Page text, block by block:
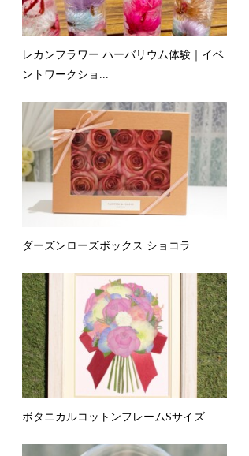
レカンフラワー ハーバリウム体験｜イベ
ントワークショ...
ダーズンローズボックス ショコラ
ボタニカルコットンフレームSサイズ